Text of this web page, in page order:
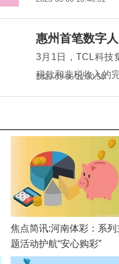
惠州首笔数字
3月1日，TCL科技
税款和非税收入的
2023-03-06 11:50:50
焦点简讯:河南体彩：系列
题活动护航“安心购彩”